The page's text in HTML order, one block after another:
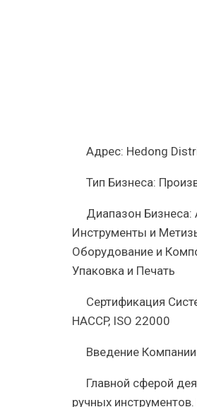
Адрес: Hedong
Тип Бизнеса:
Диапазон Бизнеса:
Инструменты и
Оборудование и
Упаковка и Печать
Сертификация
HACCP, ISO 22000
Введение
Главной сферой
ручных